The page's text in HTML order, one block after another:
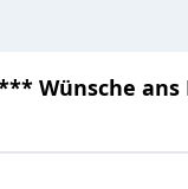
Wünsche ans